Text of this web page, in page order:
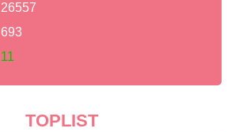
11
26557
693
TOPLIST